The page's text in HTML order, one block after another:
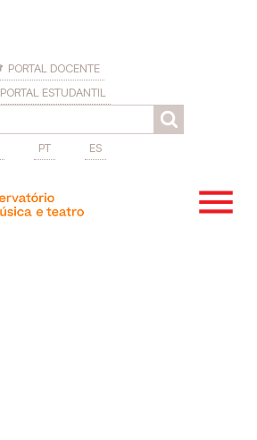
PORTAL DOCENTE
PORTAL ESTUDANTIL
PT ES